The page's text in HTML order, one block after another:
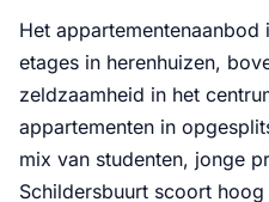
Het appartementenaanbod
etages in herenhuizen,
zeldzaamheid in het
appartementen in
mix van studenten, jonge
Schildersbuurt scoort